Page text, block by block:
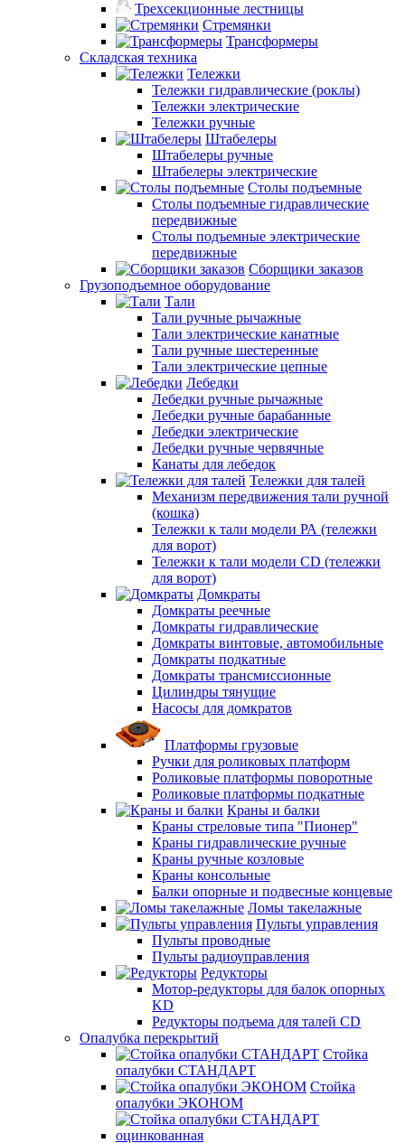
Трехсекционные лестницы
Стремянки
Трансформеры
Складская техника
Тележки
Тележки гидравлические (роклы)
Тележки электрические
Тележки ручные
Штабелеры
Штабелеры ручные
Штабелеры электрические
Столы подъемные
Столы подъемные гидравлические
передвижные
Столы подъемные электрические
передвижные
Сборщики заказов
Грузоподъемное оборудование
Тали
Тали ручные рычажные
Тали электрические канатные
Тали ручные шестеренные
Тали электрические цепные
Лебедки
Лебедки ручные рычажные
Лебедки ручные барабанные
Лебедки электрические
Лебедки ручные червячные
Канаты для лебедок
Тележки для талей
Механизм передвижения тали ручной
(кошка)
Тележки к тали модели РА (тележки
для ворот)
Тележки к тали модели CD (тележки
для ворот)
Домкраты
Домкраты реечные
Домкраты гидравлические
Домкраты винтовые, автомобильные
Домкраты подкатные
Домкраты трансмиссионные
Цилиндры тянущие
Насосы для домкратов
Платформы грузовые
Ручки для роликовых платформ
Роликовые платформы поворотные
Роликовые платформы подкатные
Краны и балки
Краны стреловые типа "Пионер"
Краны гидравлические ручные
Краны ручные козловые
Краны консольные
Балки опорные и подвесные концевые
Ломы такелажные
Пульты управления
Пульты проводные
Пульты радиоуправления
Редукторы
Мотор-редукторы для балок опорных
KD
Редукторы подъема для талей CD
Опалубка перекрытий
Стойка
опалубки СТАНДАРТ
Стойка
опалубки ЭКОНОМ